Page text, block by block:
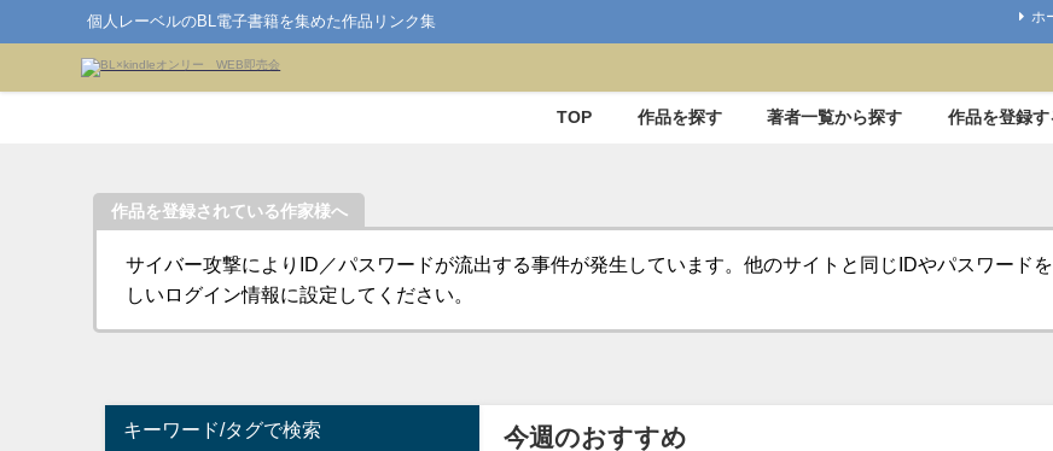
個人レーベルのBL電子書籍を集めた作品リンク集 ホ
TOP 作品を探す 著者一覧から探す 作品を登録す
作品を登録されている作家様へ
サイバー攻撃によりID／パスワードが流出する事件が発生しています。他のサイトと同じIDやパスワード
しいログイン情報に設定してください。
今週のおすすめ
キーワード/タグで検索